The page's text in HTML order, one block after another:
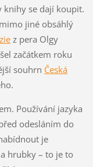
knihy se dají koupit.
jiné obsáhlý
z pera Olgy
začátkem roku
souhrn Česká
Používání jazyka
odesláním do
je
hrubky – to je to